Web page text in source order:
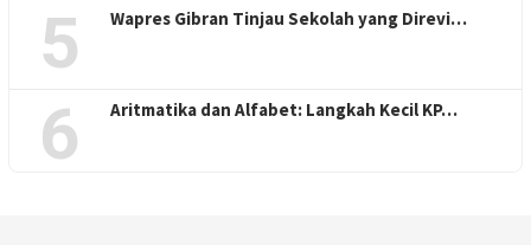
5 Wapres Gibran Tinjau Sekolah yang Direvi…
6 Aritmatika dan Alfabet: Langkah Kecil KP…